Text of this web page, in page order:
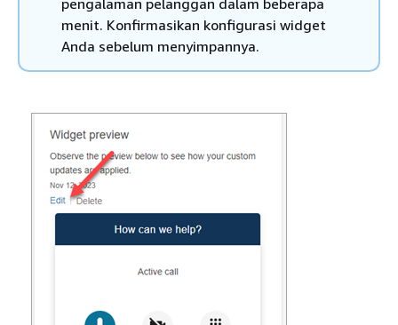
menit. Konfirmasikan konfigurasi widget
Anda sebelum menyimpannya.